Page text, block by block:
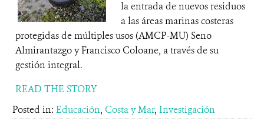
la entrada de nuevos residuos
a las áreas marinas costeras
protegidas de múltiples usos (AMCP-MU) Seno
Almirantazgo y Francisco Coloane, a través de su
gestión integral.
READ THE STORY
Posted in: Educación, Costa y Mar, Investigación